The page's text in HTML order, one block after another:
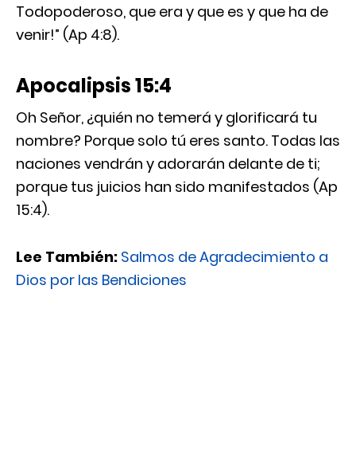
Todopoderoso, que era y que es y que ha de
venir!” (Ap 4:8).
Apocalipsis 15:4
Oh Señor, ¿quién no temerá y glorificará tu
nombre? Porque solo tú eres santo. Todas las
naciones vendrán y adorarán delante de ti;
porque tus juicios han sido manifestados (Ap
15:4).
Lee También: Salmos de Agradecimiento a
Dios por las Bendiciones